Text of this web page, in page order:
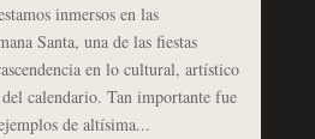
inmersos en las
Santa, una de las fiestas
en lo cultural, artístico
calendario. Tan importante fue
de altísima...